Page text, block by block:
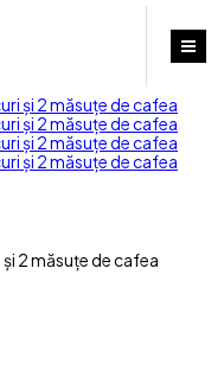
2 măsuțe de cafea